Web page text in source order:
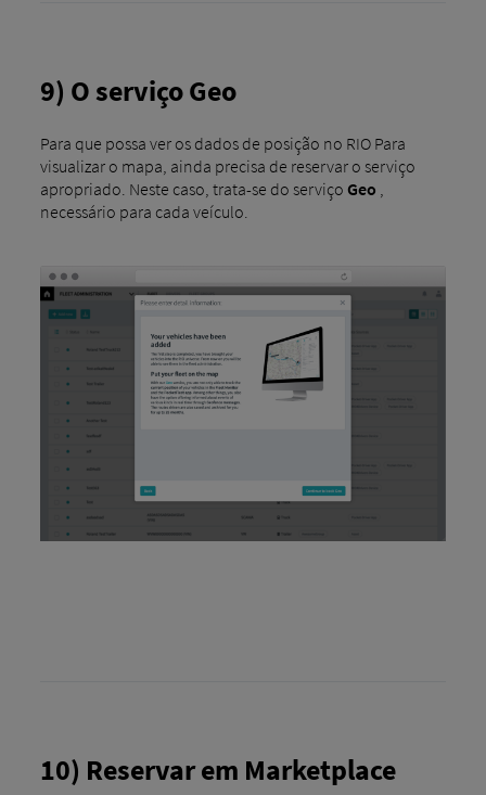
9) O serviço Geo
Para que possa ver os dados de posição no RIO Para
visualizar o mapa, ainda precisa de reservar o serviço
apropriado. Neste caso, trata-se do serviço Geo
necessário para cada veículo.
10) Reservar em Marketplace